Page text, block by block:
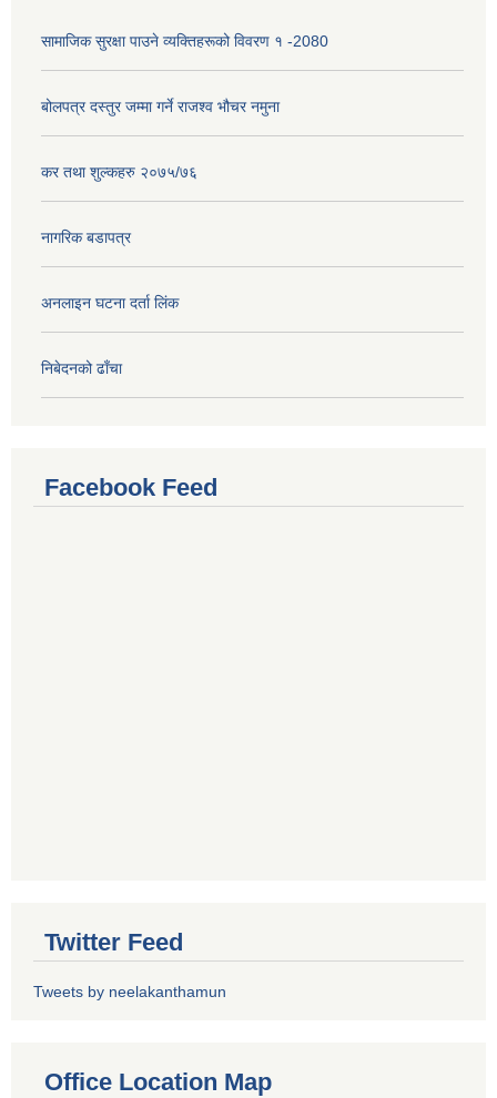
सामाजिक सुरक्षा पाउने व्यक्तिहरूको विवरण १ -2080
बोलपत्र दस्तुर जम्मा गर्ने राजश्व भौचर नमुना
कर तथा शुल्कहरु २०७५/७६
नागरिक बडापत्र
अनलाइन घटना दर्ता लिंक
निबेदनको ढाँचा
Facebook Feed
Twitter Feed
Tweets by neelakanthamun
Office Location Map